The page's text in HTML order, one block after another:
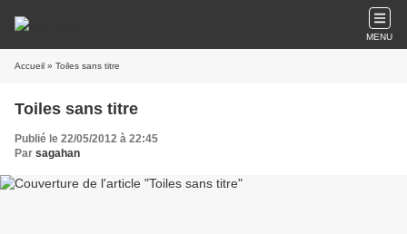
MENU
Accueil » Toiles sans titre
Toiles sans titre
Publié le 22/05/2012 à 22:45
Par sagahan